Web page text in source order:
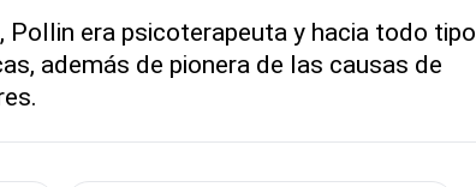
Pollin era psicoterapeuta y hacia todo tipo
además de pionera de las causas de